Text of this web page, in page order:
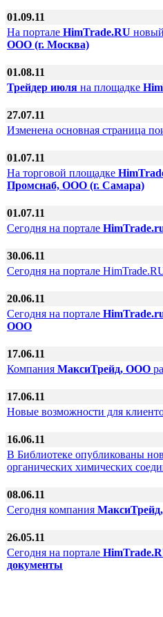
01.09.11
На портале HimTrade.RU
ООО (г. Москва)
01.08.11
Трейдер июля на площадке
27.07.11
Изменена основная страница
01.07.11
На торговой площадке
Промснаб, ООО (г. Самара)
01.07.11
Сегодня на портале
30.06.11
Сегодня на портале
20.06.11
Сегодня на портале
ООО
17.06.11
Компания МаксиТрейд, ООО
17.06.11
Новые возможности для
16.06.11
В Библиотеке опубликованы
органических химических
08.06.11
Сегодня компания
26.05.11
Сегодня на портале
документы